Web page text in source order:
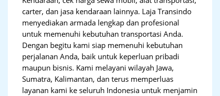
carter, dan jasa kendaraan lainnya. Laja Transindo
menyediakan armada lengkap dan profesional
untuk memenuhi kebutuhan transportasi Anda.
Dengan begitu kami siap memenuhi kebutuhan
perjalanan Anda, baik untuk keperluan pribadi
maupun bisnis. Kami melayani wilayah Jawa,
Sumatra, Kalimantan, dan terus memperluas
layanan kami ke seluruh Indonesia untuk menjamin